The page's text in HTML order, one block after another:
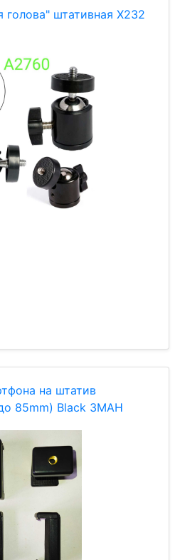
голова" штативная X232
на штатив
85mm) Black ЗМАН